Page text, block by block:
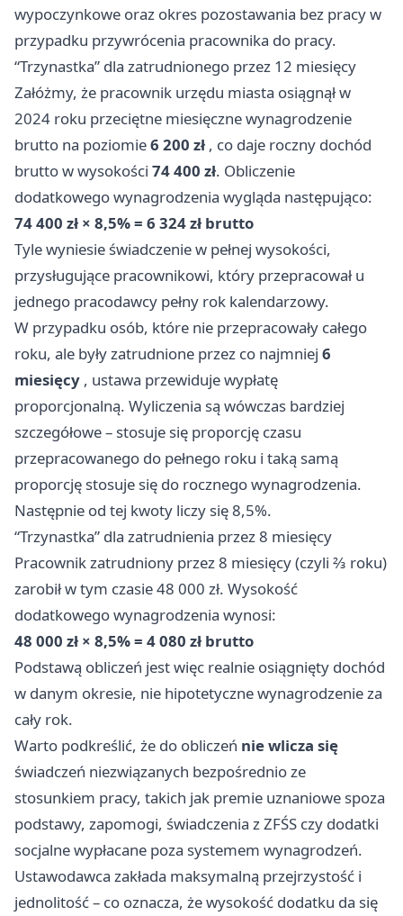
wypoczynkowe oraz okres pozostawania bez pracy w
przypadku przywrócenia pracownika do pracy.
“Trzynastka” dla zatrudnionego przez 12 miesięcy
Załóżmy, że pracownik urzędu miasta osiągnął w
2024 roku przeciętne miesięczne wynagrodzenie
brutto na poziomie6 200 zł , co daje roczny dochód
brutto w wysokości 74 400 zł. Obliczenie
dodatkowego wynagrodzenia wygląda następująco:
74 400 zł × 8,5% = 6 324 zł brutto
Tyle wyniesie świadczenie w pełnej wysokości,
przysługujące pracownikowi, który przepracował u
jednego pracodawcy pełny rok kalendarzowy.
W przypadku osób, które nie przepracowały całego
roku, ale były zatrudnione przez co najmniej 6
miesięcy , ustawa przewiduje wypłatę
proporcjonalną. Wyliczenia są wówczas bardziej
szczegółowe – stosuje się proporcję czasu
przepracowanego do pełnego roku i taką samą
proporcję stosuje się do rocznego wynagrodzenia.
Następnie od tej kwoty liczy się 8,5%.
“Trzynastka” dla zatrudnienia przez 8 miesięcy
Pracownik zatrudniony przez 8 miesięcy (czyli ⅔ roku)
zarobił w tym czasie 48 000 zł. Wysokość
dodatkowego wynagrodzenia wynosi:
48 000 zł × 8,5% = 4 080 zł brutto
Podstawą obliczeń jest więc realnie osiągnięty dochód
w danym okresie, nie hipotetyczne wynagrodzenie za
cały rok.
Warto podkreślić, że do obliczeń nie wlicza się
świadczeń niezwiązanych bezpośrednio ze
stosunkiem pracy, takich jak premie uznaniowe spoza
podstawy, zapomogi, świadczenia z ZFŚS czy dodatki
socjalne wypłacane poza systemem wynagrodzeń.
Ustawodawca zakłada maksymalną przejrzystość i
jednolitość – co oznacza, że wysokość dodatku da się